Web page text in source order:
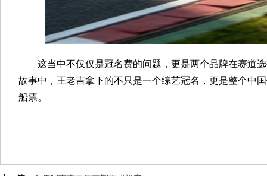
这当中不仅仅是冠名费的问题，更是两个品牌在赛道
故事中，王老吉拿下的不只是一个综艺冠名，更是整个中
船票。